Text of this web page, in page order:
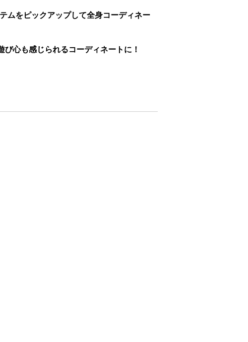
ムをピックアップして全身コーディネー
心も感じられるコーディネートに！